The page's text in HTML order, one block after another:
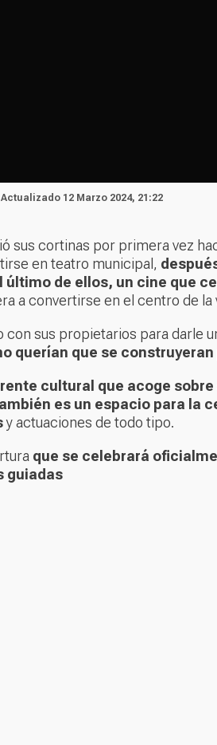
12 Marzo 2024, 21:22
sus cortinas por primera vez
en teatro municipal,
de ellos, un cine que
a convertirse en el centro de
con sus propietarios para darle
querían que se construyeran
cultural que acoge
es un espacio para la
y actuaciones de todo tipo.
que se celebrará
guiadas